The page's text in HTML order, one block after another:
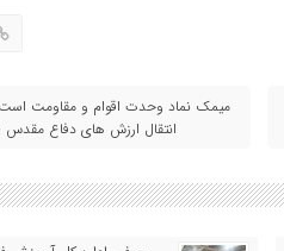
میمک نماد وحدت اقوام و مقاومت است |
انتقال ارزش‌ های دفاع